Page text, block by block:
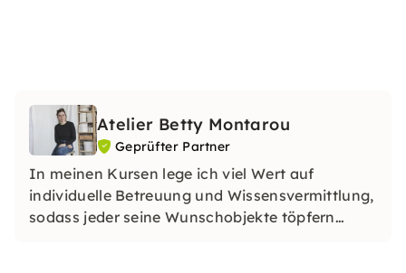
Atelier Betty Montarou
Geprüfter Partner
In meinen Kursen lege ich viel Wert auf
individuelle Betreuung und Wissensvermittlung,
sodass jeder seine Wunschobjekte töpfern